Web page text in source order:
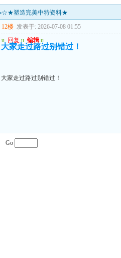
塑造完美中特资料★
12楼 发表于: 2026-07-08 01:55
u 回复 u 编辑 u
大家走过路过别错过！
大家走过路过别错过！
Go